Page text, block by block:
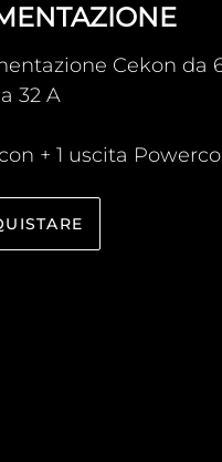
Cekon da
32 A
+ 1 uscita